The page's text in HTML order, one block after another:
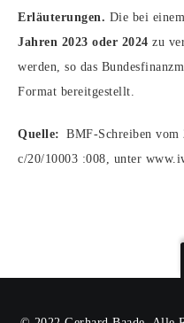
Erläuterungen. Die bei einem
Jahren 2023 oder 2024 zu
werden, so das
Format bereitgestellt.
Quelle: BMF-Schreiben
c/20/10003 :008, unter